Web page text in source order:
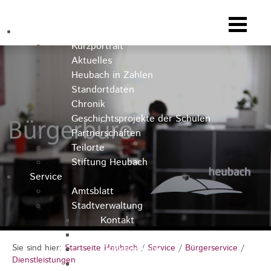
Kurzportrait
Aktuelles
Heubach in Zahlen
Standortdaten
Chronik
Geschichtsprojekte der Schulen
Partnerschaften
Teilorte
Stiftung Heubach
Service
Amtsblatt
Stadtverwaltung
Kontakt
Rathausteam
Organigramm
Sie sind hier: Startseite Heubach / Service / Bürgerservice /
Dienstleistungen